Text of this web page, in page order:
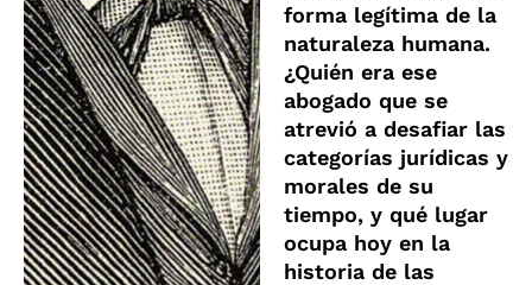
forma legítima de la
naturaleza humana.
¿Quién era ese
abogado que se
atrevió a desafiar las
categorías jurídicas y
morales de su
tiempo, y qué lugar
ocupa hoy en la
historia de las